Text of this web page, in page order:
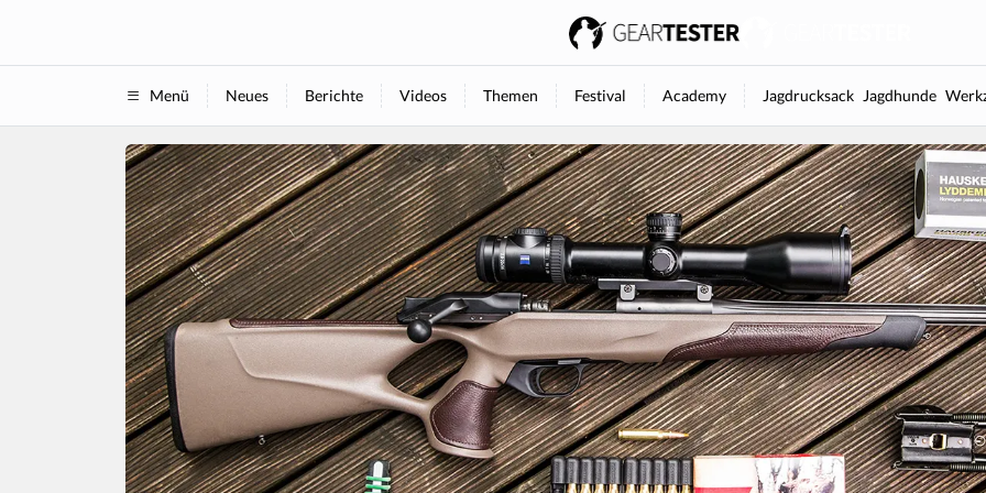
Menü Neues Berichte Videos Themen Festival Academy Jagdrucksack Jagdhunde